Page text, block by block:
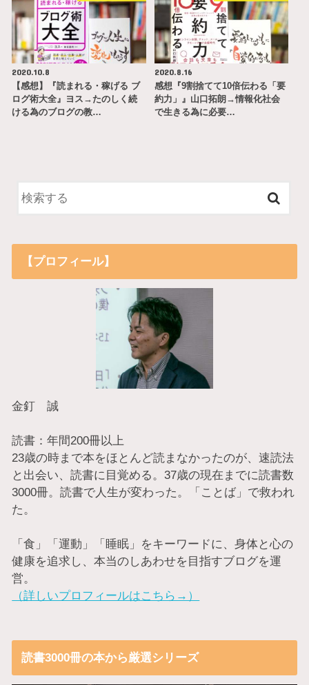
2020.10.8
【感想】『読まれる・稼げる ブ
ログ術大全』ヨス→たのしく続
ける為のブログの教…
2020.8.16
感想『9割捨てて10倍伝わる「要
約力」』山口拓朗→情報化社会
で生きる為に必要…
【プロフィール】
金釘 誠
読書：年間200冊以上
23歳の時まで本をほとんど読まなかったのが、速読法
と出会い、読書に目覚める。37歳の現在までに読書数
3000冊。読書で人生が変わった。「ことば」で救われ
た。
「食」「運動」「睡眠」をキーワードに、身体と心の
健康を追求し、本当のしあわせを目指すブログを運
営。
（詳しいプロフィールはこちら→）
読書3000冊の本から厳選シリーズ